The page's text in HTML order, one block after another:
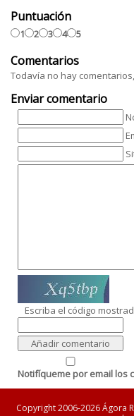
Puntuación
1 2 3 4 5
Comentarios
Todavía no hay
Enviar comentario
Escriba el código
Notifíqueme por email los
Copyright 2006-2026 Ágora